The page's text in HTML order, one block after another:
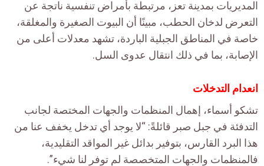
المديريات بمدينة تعز، مرتبطة بأمراض تنفسية ناتجة عن
التعرض لدخان الحطب، مبينًا أن البيوت الصغيرة والمغلقة،
خاصة في المناطق الجبلية الباردة، تشهد معدلات أعلى من
الإصابة، بما في ذلك انتقال عدوى السل.
انعدام التدخلات
تشكو أسماء، إهمال المنظمات والجهات المختصة لجانب
التدفئة في جبل صبر قائلةً: “لا يوجد أي تدخل يخفف عنا من
هذا البرد القارس، بتوفير بدائل غير المواقد التقليدية،
فالمنظمات والجهات المتخصصة لم توفر لنا شيء”.